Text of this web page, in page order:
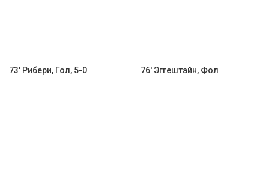
73' Рибери, Гол, 5-0 76' Эггештайн, Фол